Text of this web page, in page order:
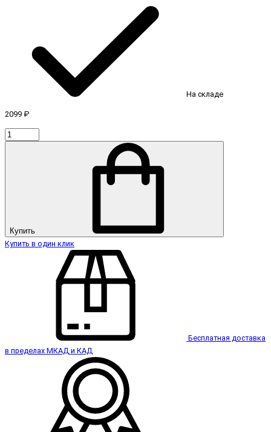
На складе
2099 ₽
Купить
Купить в один клик
Бесплатная доставка
в пределах МКАД и КАД